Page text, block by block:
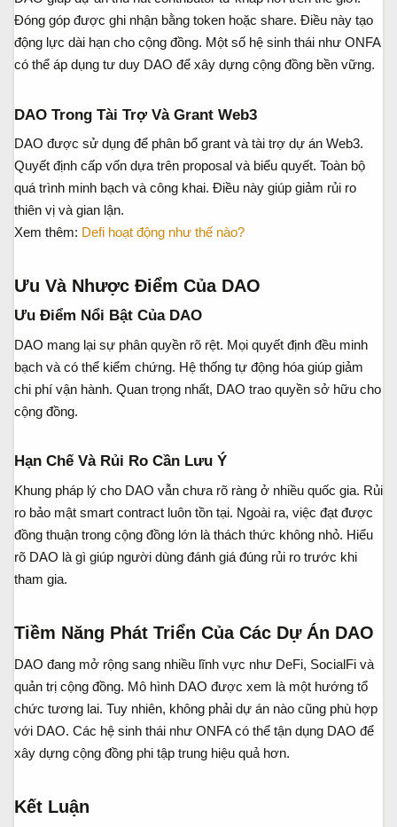
Đóng góp được ghi nhận bằng token hoặc share. Điều này tạo
động lực dài hạn cho cộng đồng. Một số hệ sinh thái như ONFA
có thể áp dụng tư duy DAO để xây dựng cộng đồng bền vững.
DAO Trong Tài Trợ Và Grant Web3​
DAO được sử dụng để phân bổ grant và tài trợ dự án Web3.
Quyết định cấp vốn dựa trên proposal và biểu quyết. Toàn bộ
quá trình minh bạch và công khai. Điều này giúp giảm rủi ro
thiên vị và gian lận.
Xem thêm: Defi hoạt động như thế nào?
Ưu Và Nhược Điểm Của DAO​
Ưu Điểm Nổi Bật Của DAO​
DAO mang lại sự phân quyền rõ rệt. Mọi quyết định đều minh
bạch và có thể kiểm chứng. Hệ thống tự động hóa giúp giảm
chi phí vận hành. Quan trọng nhất, DAO trao quyền sở hữu cho
cộng đồng.
Hạn Chế Và Rủi Ro Cần Lưu Ý​
Khung pháp lý cho DAO vẫn chưa rõ ràng ở nhiều quốc gia. Rủi
ro bảo mật smart contract luôn tồn tại. Ngoài ra, việc đạt được
đồng thuận trong cộng đồng lớn là thách thức không nhỏ. Hiểu
rõ DAO là gì giúp người dùng đánh giá đúng rủi ro trước khi
tham gia.
Tiềm Năng Phát Triển Của Các Dự Án DAO​
DAO đang mở rộng sang nhiều lĩnh vực như DeFi, SocialFi và
quản trị cộng đồng. Mô hình DAO được xem là một hướng tổ
chức tương lai. Tuy nhiên, không phải dự án nào cũng phù hợp
với DAO. Các hệ sinh thái như ONFA có thể tận dụng DAO để
xây dựng cộng đồng phi tập trung hiệu quả hơn.
Kết Luận​